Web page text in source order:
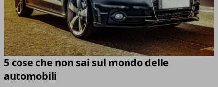
5 cose che non sai sul mondo delle
automobili